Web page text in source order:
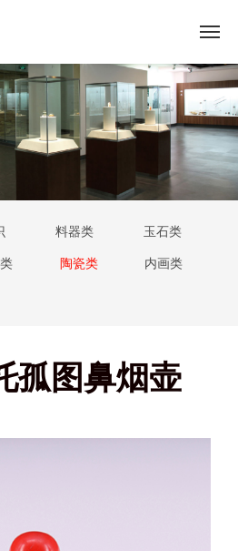
料器类 玉石类
陶瓷类 内画类
孤图鼻烟壶